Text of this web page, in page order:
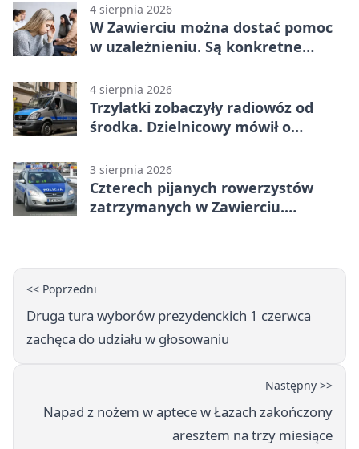
4 sierpnia 2026
W Zawierciu można dostać pomoc
w uzależnieniu. Są konkretne
4 sierpnia 2026
Trzylatki zobaczyły radiowóz od
środka. Dzielnicowy mówił o
3 sierpnia 2026
Czterech pijanych rowerzystów
zatrzymanych w Zawierciu.
<< Poprzedni
Druga tura wyborów prezydenckich 1 czerwca
zachęca do udziału w głosowaniu
Następny >>
Napad z nożem w aptece w Łazach zakończony
aresztem na trzy miesiące